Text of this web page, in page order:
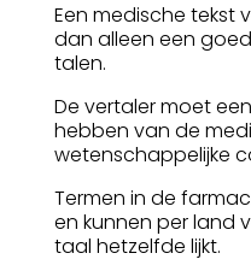
Een medische tekst
dan alleen een
talen.
De vertaler moet
hebben van de
wetenschappelijke
Termen in de
en kunnen per land
taal hetzelfde lijkt.